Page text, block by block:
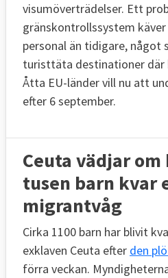
visumöverträdelser. Ett
gränskontrollssystem
personal än tidigare, något
turisttäta destinationer där
Åtta EU-länder vill nu att
efter 6 september.
Ceuta vädjar
tusen barn kvar
migrantvåg
Cirka 1100 barn har blivit
exklaven Ceuta efter den
förra veckan.